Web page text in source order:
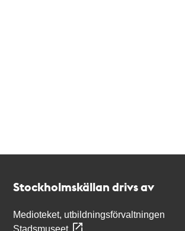
Stockholmskällan drivs av
Medioteket, utbildningsförvaltningen
Stadsmuseet